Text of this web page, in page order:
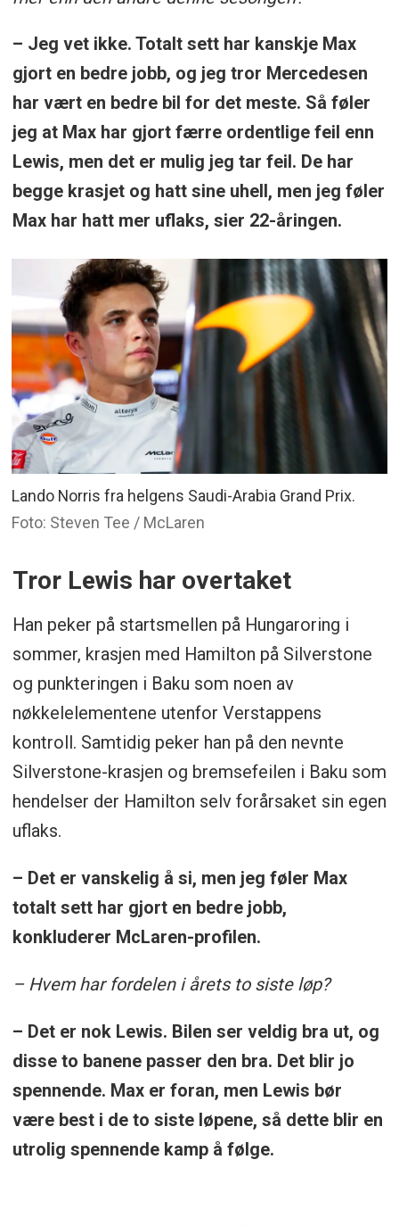
– Jeg vet ikke. Totalt sett har kanskje Max
gjort en bedre jobb, og jeg tror Mercedesen
har vært en bedre bil for det meste. Så føler
jeg at Max har gjort færre ordentlige feil enn
Lewis, men det er mulig jeg tar feil. De har
begge krasjet og hatt sine uhell, men jeg føler
Max har hatt mer uflaks, sier 22-åringen.
Lando Norris fra helgens Saudi-Arabia Grand Prix.
Foto: Steven Tee / McLaren
Tror Lewis har overtaket
Han peker på startsmellen på Hungaroring i
sommer, krasjen med Hamilton på Silverstone
og punkteringen i Baku som noen av
nøkkelelementene utenfor Verstappens
kontroll. Samtidig peker han på den nevnte
Silverstone-krasjen og bremsefeilen i Baku som
hendelser der Hamilton selv forårsaket sin egen
uflaks.
– Det er vanskelig å si, men jeg føler Max
totalt sett har gjort en bedre jobb,
konkluderer McLaren-profilen.
– Hvem har fordelen i årets to siste løp?
– Det er nok Lewis. Bilen ser veldig bra ut, og
disse to banene passer den bra. Det blir jo
spennende. Max er foran, men Lewis bør
være best i de to siste løpene, så dette blir en
utrolig spennende kamp å følge.